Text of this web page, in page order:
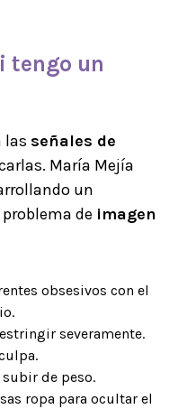
tengo un
las señales de
María Mejía
un
de imagen
obsesivos con el
severamente.
de peso.
ropa para ocultar el